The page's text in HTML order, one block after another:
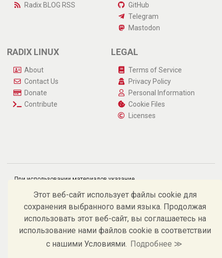
Этот веб-сайт использует файлы cookie для
сохранения выбранного вами языка. Продолжая
использовать этот веб-сайт, вы соглашаетесь на
использование нами файлов cookie в соответствии
с нашими Условиями. Подробнее ≫
Radix BLOG RSS
GitHub
Telegram
Mastodon
RADIX LINUX
About
Contact Us
Donate
Contribute
LEGAL
Terms of Service
Privacy Policy
Personal Information
Cookie Files
Licenses
При использовании материалов указание
Андрей В. Костельцев, 2009 – 2026.